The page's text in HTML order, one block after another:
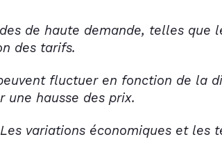
de haute demande, telles que
des tarifs.
fluctuer en fonction de la
hausse des prix.
variations économiques et les